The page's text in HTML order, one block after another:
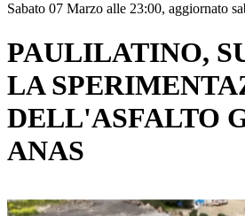
Sabato 07 Marzo alle 23:00, aggiornato
PAULILATINO,
LA
DELL'ASFALTO
ANAS